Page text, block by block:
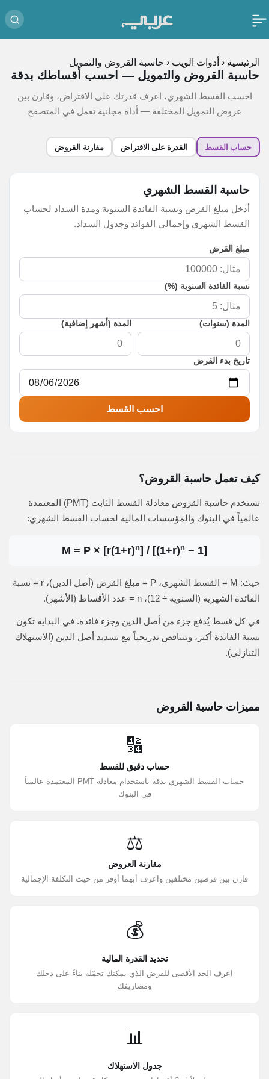
الرئيسية ‹ أدوات الويب ‹ حاسبة القروض والتمويل
حاسبة القروض والتمويل — احسب أقساطك بدقة
احسب القسط الشهري، اعرف قدرتك على الاقتراض، وقارن بين
عروض التمويل المختلفة — أداة مجانية تعمل في المتصفح
حساب القسط القدرة على الاقتراض مقارنة القروض
حاسبة القسط الشهري
أدخل مبلغ القرض ونسبة الفائدة السنوية ومدة السداد لحساب
القسط الشهري وإجمالي الفوائد وجدول السداد.
مبلغ القرض
نسبة الفائدة السنوية (%)
المدة (سنوات) المدة (أشهر إضافية)
تاريخ بدء القرض
احسب القسط
كيف تعمل حاسبة القروض؟
تستخدم حاسبة القروض معادلة القسط الثابت (PMT) المعتمدة
عالمياً في البنوك والمؤسسات المالية لحساب القسط الشهري:
M = P × [r(1+r)n] / [(1+r)n − 1]
حيث: M = القسط الشهري، P = مبلغ القرض (أصل الدين)، r = نسبة
الفائدة الشهرية (السنوية ÷ 12)، n = عدد الأقساط (الأشهر).
في كل قسط يُدفع جزء من أصل الدين وجزء فائدة. في البداية تكون
نسبة الفائدة أكبر، وتتناقص تدريجياً مع تسديد أصل الدين (الاستهلاك
التنازلي).
مميزات حاسبة القروض
🔢
حساب دقيق للقسط
حساب القسط الشهري بدقة باستخدام معادلة PMT المعتمدة عالمياً
في البنوك
⚖️
مقارنة العروض
قارن بين قرضين مختلفين واعرف أيهما أوفر من حيث التكلفة الإجمالية
💰
تحديد القدرة المالية
اعرف الحد الأقصى للقرض الذي يمكنك تحمّله بناءً على دخلك
ومصاريفك
📊
جدول الاستهلاك